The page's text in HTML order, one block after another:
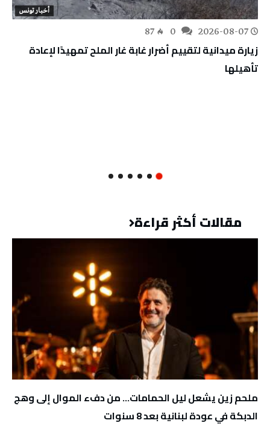
أخبار تونس
2026-08-07
87
زيارة ميدانية لتقييم أضرار غابة غار الملح تمهيدًا لإعادة
تأهيلها
مقالات أكثر قراءة
ملحم زين يشعل ليل الحمامات… من دفء الموال إلى وهج
الدبكة في عودة لبنانية بعد 8 سنوات